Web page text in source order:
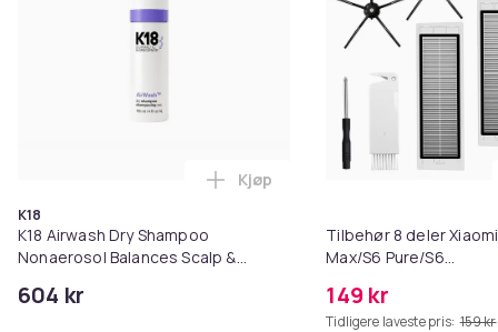
K18
K18 Airwash Dry Shampoo
Nonaerosol Balances Scalp &
604 kr
Legg K18 Airwash Dry
Kjøp
Tilbehør 8 deler
Max/S6 Pure/S6
149 kr
Tidligere laveste pris: 159 kr